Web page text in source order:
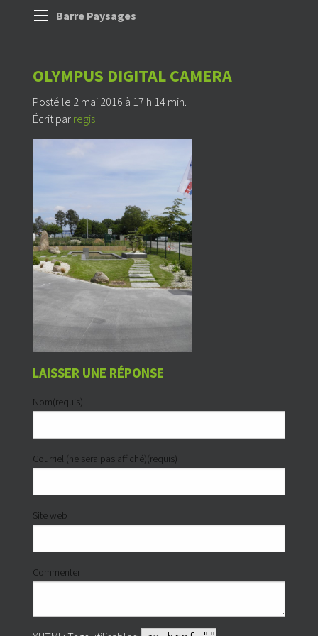
Barre Paysages
OLYMPUS DIGITAL CAMERA
Posté le 2 mai 2016 à 17 h 14 min.
Écrit par regis
LAISSER UNE RÉPONSE
Nom(requis)
Courriel (ne sera pas affiché)(requis)
Site web
Commenter